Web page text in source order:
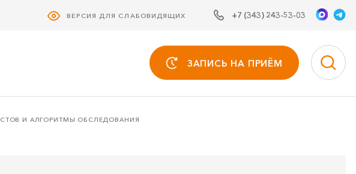
ВЕРСИЯ ДЛЯ СЛАБОВИДЯЩИХ +7 (343) 243-53-03
ЗАПИСЬ НА ПРИЁМ
И АЛГОРИТМЫ ОБСЛЕДОВАНИЯ